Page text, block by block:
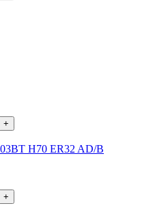
+
H70 ER32 AD/B
+